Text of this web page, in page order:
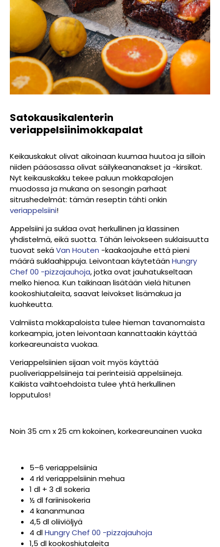
Satokausikalenterin
veriappelsiinimokkapalat
Keikauskakut olivat aikoinaan kuumaa huutoa ja silloin
niiden pääosassa olivat säilykeananakset ja -kirsikat.
Nyt keikauskakku tekee paluun mokkapalojen
muodossa ja mukana on sesongin parhaat
sitrushedelmät: tämän reseptin tähti onkin
veriappelsiini!
Appelsiini ja suklaa ovat herkullinen ja klassinen
yhdistelmä, eikä suotta. Tähän leivokseen suklaisuutta
tuovat sekäVan Houten -kaakaojauhe että pieni
määrä suklaahippuja. Leivontaan käytetäänHungry
Chef 00 -pizzajauhoja, jotka ovat jauhatukseltaan
melko hienoa. Kun taikinaan lisätään vielä hitunen
kookoshiutaleita, saavat leivokset lisämakua ja
kuohkeutta.
Valmiista mokkapaloista tulee hieman tavanomaista
korkeampia, joten leivontaan kannattaakin käyttää
korkeareunaista vuokaa.
Veriappelsiinien sijaan voit myös käyttää
puoliveriappelsiineja tai perinteisiä appelsiineja.
Kaikista vaihtoehdoista tulee yhtä herkullinen
lopputulos!
Noin 35 cm x 25 cm kokoinen, korkeareunainen vuoka
5–6 veriappelsiinia
4 rkl veriappelsiinin mehua
1 dl + 3 dl sokeria
½ dl fariinisokeria
4 kananmunaa
4,5 dl oliiviöljyä
4 dlHungry Chef 00 -pizzajauhoja
1,5 dl kookoshiutaleita